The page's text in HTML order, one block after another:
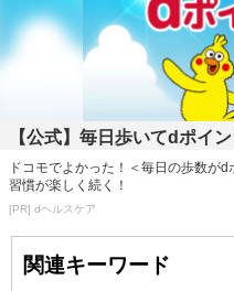
北海道のオホーツク海から美味
甘味と風味を一層 引き立たせ
他では味わえない究極のほたて
■一度天日干しにする事で更に
ホタテの旨味を更に引き出す
スープや煮物、ご飯物やサラ
す！
【公式】毎日歩いてdポイ
ドコモでよかった！＜毎日の歩数が
習慣が楽しく続く！
[PR] dヘルスケア
関連キーワード